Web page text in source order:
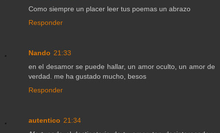
Como siempre un placer leer tus poemas un abrazo
Responder
Nando 21:33
en el desamor se puede hallar, un amor oculto, un amor de
verdad. me ha gustado mucho, besos
Responder
autentico 21:34